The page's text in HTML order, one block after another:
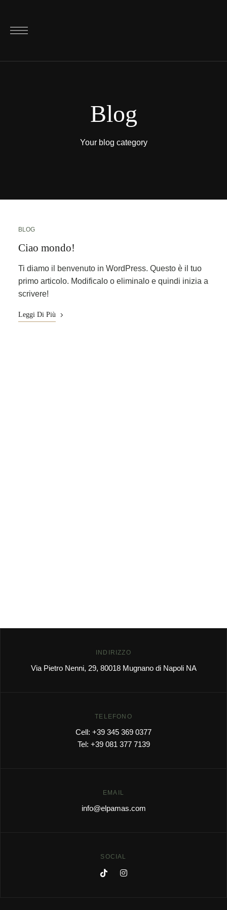
Blog
Your blog category
BLOG
Ciao mondo!
Ti diamo il benvenuto in WordPress. Questo è il tuo
primo articolo. Modificalo o eliminalo e quindi inizia a
scrivere!
Leggi Di Più
INDIRIZZO
Via Pietro Nenni, 29, 80018 Mugnano di Napoli NA
TELEFONO
Cell: +39 345 369 0377
Tel: +39 081 377 7139
EMAIL
info@elpamas.com
SOCIAL